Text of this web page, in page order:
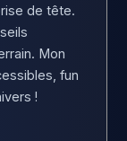
de tête.
Mon
fun
!